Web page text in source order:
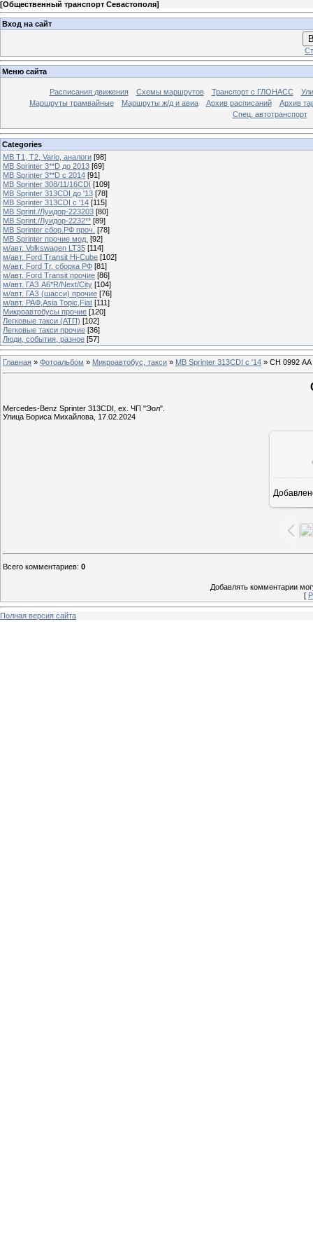
[Общественный транспорт Севастополя]
Вход на сайт
Меню сайта
Расписания движения Схемы маршрутов Транспорт с ГЛОНАСС
Маршруты трамвайные
Маршруты ж/д и авиа Архив расписаний
Архив
Спец. автотранспорт
Categories
MB T1, T2, Vario, аналоги [98]
MB Sprinter 3**D до 2013 [69]
MB Sprinter 3**D с 2014 [91]
MB Sprinter 308/11/16CDI [109]
MB Sprinter 313CDI до '13 [78]
MB Sprinter 313CDI с '14 [115]
MB Sprint./Луидор-223203 [80]
MB Sprint./Луидор-2232** [89]
MB Sprinter сбор.РФ проч. [78]
MB Sprinter прочие мод. [92]
м/авт. Volkswagen LT35 [114]
м/авт. Ford Transit Hi-Cube [102]
м/авт. Ford Tr. сборка РФ [81]
м/авт. Ford Transit прочие [86]
м/авт. ГАЗ A6*R/Next/City [104]
м/авт. ГАЗ (шасси) прочие [76]
м/авт. РАФ,Asia Topic,Fiat [111]
Микроавтобусы прочие [120]
Легковые такси (АТП) [102]
Легковые такси прочие [36]
Люди, события, разное [57]
Главная » Фотоальбом » Микроавтобус, такси » MB Sprinter 313CDI с '14 » СН 0992 АА
Mercedes-Benz Sprinter 313CDI, ех. ЧП "Эол".
Улица Бориса Михайлова, 17.02.2024
Всего комментариев: 0
Добавлять комментарии
[
Полная версия сайта